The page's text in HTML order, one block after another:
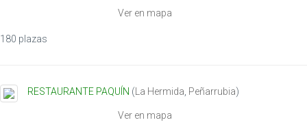
Ver en mapa
180 plazas
RESTAURANTE PAQUÍN ( La Hermida Peñarrubia)
Ver en mapa